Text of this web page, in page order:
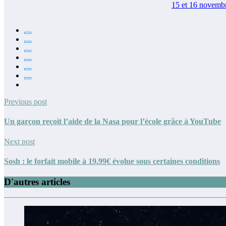
15 et 16
Previous post
Un garçon reçoit l’aide de la Nasa pour l’école grâce à YouTube
Next post
Sosh : le forfait mobile à 19.99€ évolue sous certaines conditions
D'autres articles